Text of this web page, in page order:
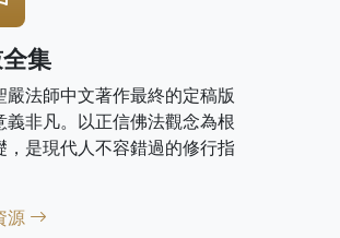
集
嚴法師中文著作最終的定稿版
義非凡。以正信佛法觀念為根
，是現代人不容錯過的修行指
源